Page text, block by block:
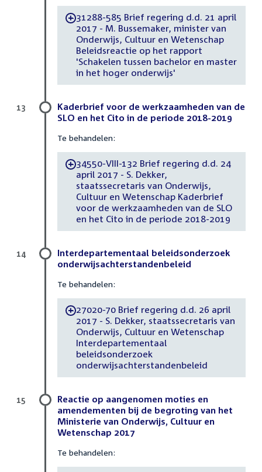
-31288-585 Brief regering d.d. 21 april
2017 - M. Bussemaker, minister van
Onderwijs, Cultuur en Wetenschap
Beleidsreactie op het rapport
'Schakelen tussen bachelor en master
in het hoger onderwijs'
Kaderbrief voor de werkzaamheden van de
SLO en het Cito in de periode 2018-2019
Te behandelen:
-34550-VIII-132 Brief regering d.d. 24
april 2017 - S. Dekker,
staatssecretaris van Onderwijs,
Cultuur en Wetenschap Kaderbrief
voor de werkzaamheden van de SLO
en het Cito in de periode 2018-2019
13
Interdepartementaal beleidsonderzoek
onderwijsachterstandenbeleid
Te behandelen:
-27020-70 Brief regering d.d. 26 april
2017 - S. Dekker, staatssecretaris van
Onderwijs, Cultuur en Wetenschap
Interdepartementaal
beleidsonderzoek
onderwijsachterstandenbeleid
14
Reactie op aangenomen moties en
amendementen bij de begroting van het
Ministerie van Onderwijs, Cultuur en
Wetenschap 2017
Te behandelen:
15